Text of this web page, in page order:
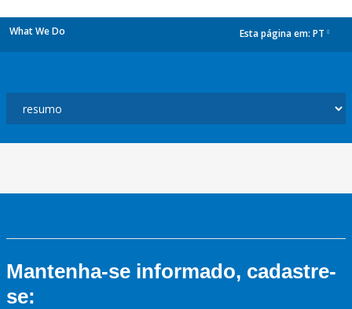
What We Do Esta página em: PT
Mantenha-se informado, cadastre-
se: